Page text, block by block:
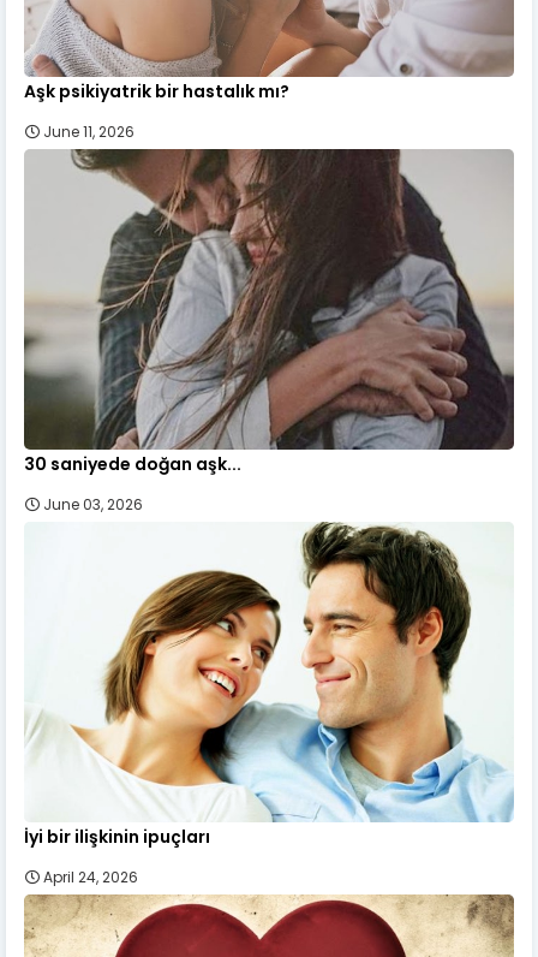
Aşk psikiyatrik bir hastalık mı?
June 11, 2026
30 saniyede doğan aşk...
June 03, 2026
İyi bir ilişkinin ipuçları
April 24, 2026